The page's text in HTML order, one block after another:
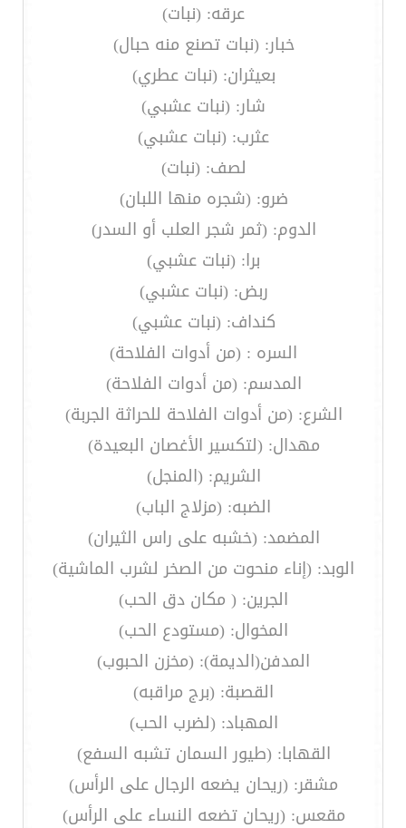
عرقه: (نبات)
خبار: (نبات تصنع منه حبال)
بعيثران: (نبات عطري)
شار: (نبات عشبي)
عثرب: (نبات عشبي)
لصف: (نبات)
ضرو: (شجره منها اللبان)
الدوم: (ثمر شجر العلب أو السدر)
برا: (نبات عشبي)
ربض: (نبات عشبي)
كنداف: (نبات عشبي)
السره : (من أدوات الفلاحة)
المدسم: (من أدوات الفلاحة)
الشرع: (من أدوات الفلاحة للحراثة الجربة)
مهدال: (لتكسير الأغصان البعيدة)
الشريم: (المنجل)
الضبه: (مزلاج الباب)
المضمد: (خشبه على راس الثيران)
الوبد: (إناء منحوت من الصخر لشرب الماشية)
الجرين: ( مكان دق الحب)
المخوال: (مستودع الحب)
المدفن(الديمة): (مخزن الحبوب)
القصبة: (برج مراقبه)
المهباد: (لضرب الحب)
القهابا: (طيور السمان تشبه السفع)
مشقر: (ريحان يضعه الرجال على الرأس)
مقعس: (ريحان تضعه النساء على الرأس)